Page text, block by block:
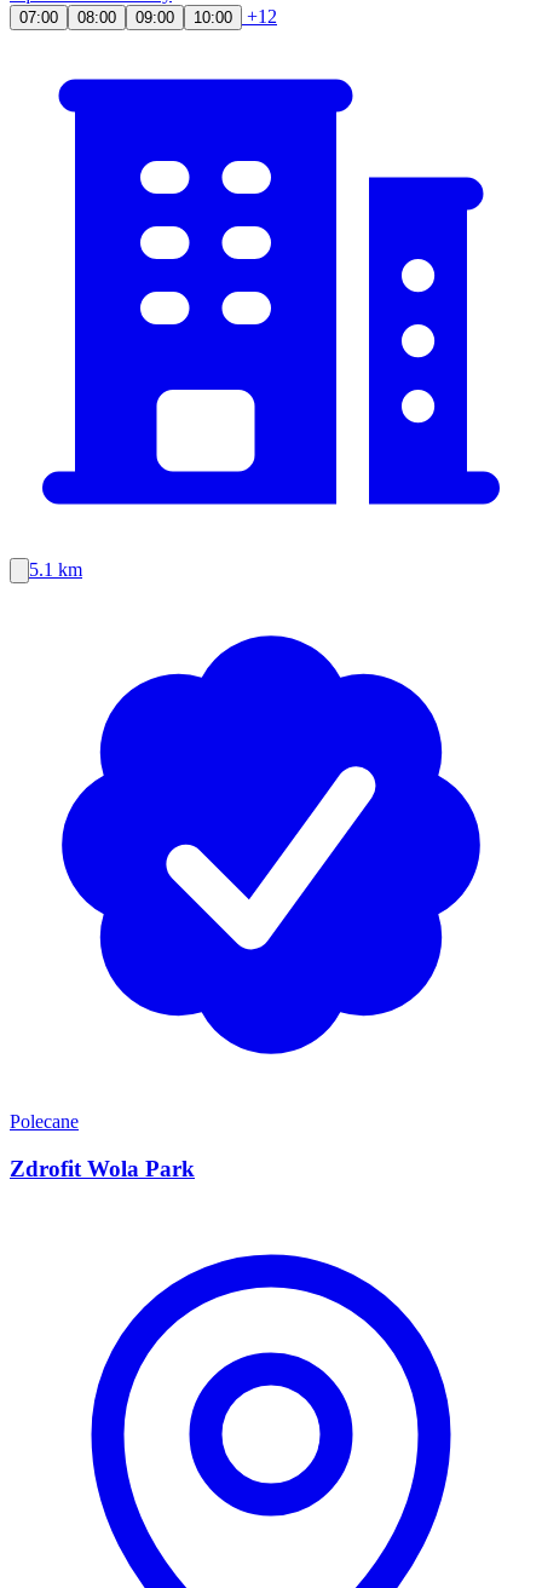
07:00 08:00 09:00 10:00 +12
5.1 km
Polecane
Zdrofit Wola Park